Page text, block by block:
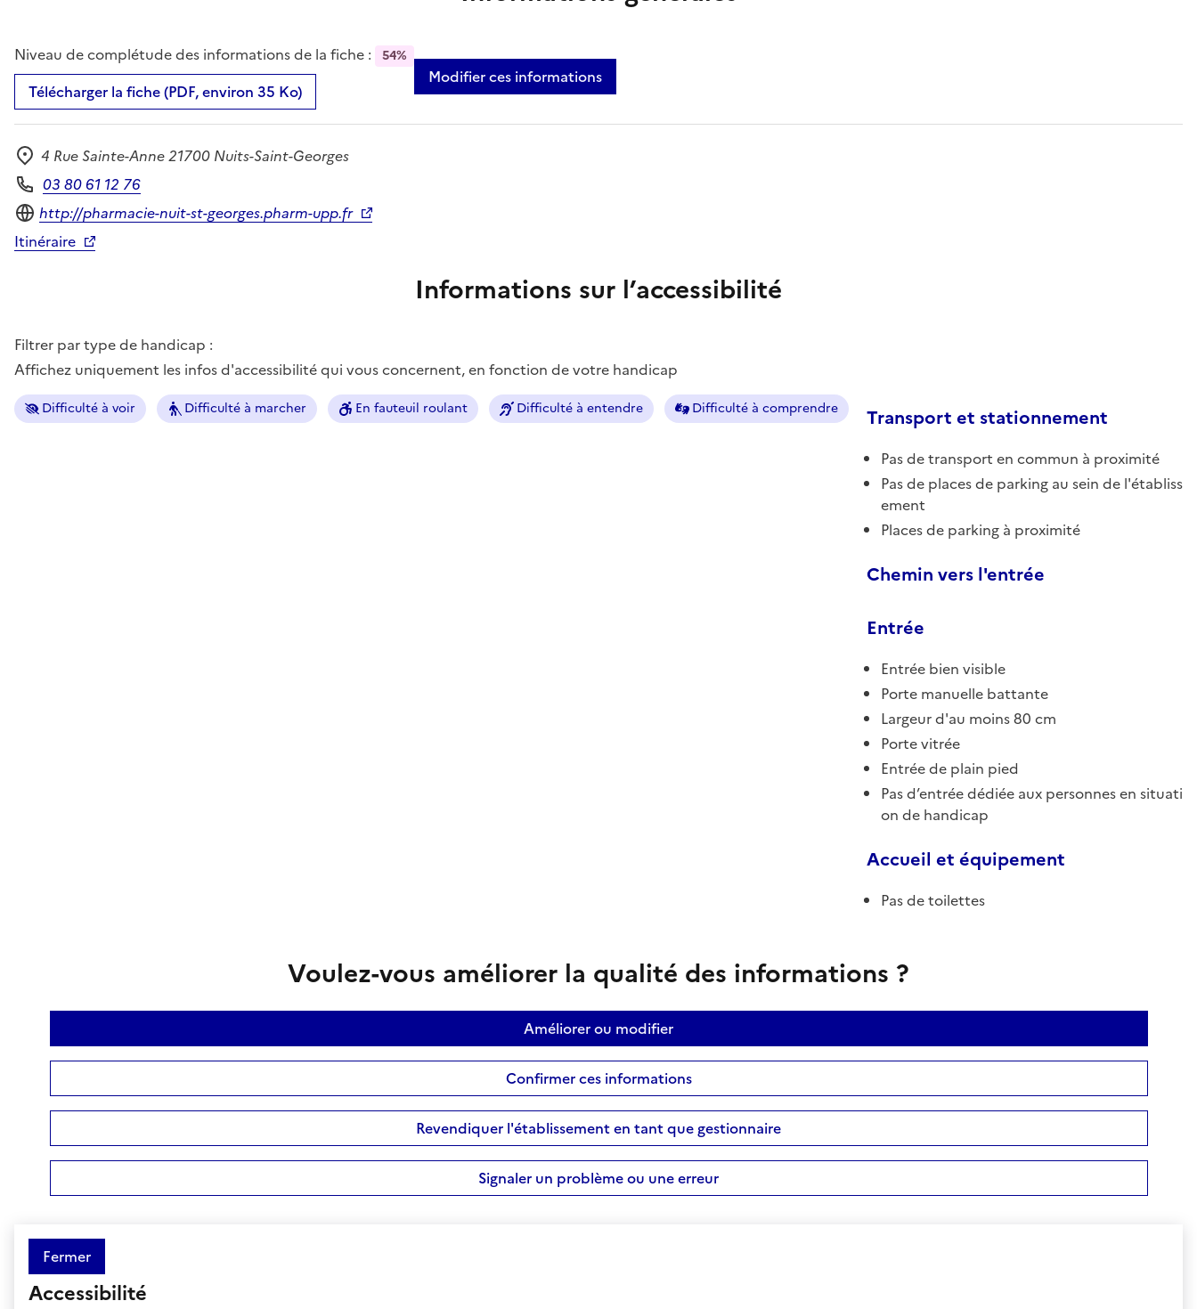
Niveau de complétude des informations de la fiche : 54%
Télécharger la fiche (PDF, environ 35 Ko)
Modifier ces informations
Adresse
4 Rue Sainte-Anne 21700 Nuits-Saint-Georges
Téléphone
03 80 61 12 76
Site internet
http://pharmacie-nuit-st-georges.pharm-upp.fr
Itinéraire
Informations sur l’accessibilité
Filtrer par type de handicap :
Affichez uniquement les infos d'accessibilité qui vous concernent, en fonction de votre handicap
Difficulté à voir Difficulté à marcher En fauteuil roulant Difficulté à entendre Difficulté à comprendre Transport et stationnement
Pas de transport en commun à proximité
Pas de places de parking au sein de l'établiss
ement
Places de parking à proximité
Chemin vers l'entrée
Entrée
Entrée bien visible
Porte manuelle battante
Largeur d'au moins 80 cm
Porte vitrée
Entrée de plain pied
Pas d’entrée dédiée aux personnes en situati
on de handicap
Accueil et équipement
Pas de toilettes
Voulez-vous améliorer la qualité des informations ?
Améliorer ou modifier
Confirmer ces informations
Revendiquer l'établissement en tant que gestionnaire
Signaler un problème ou une erreur
Fermer
Accessibilité